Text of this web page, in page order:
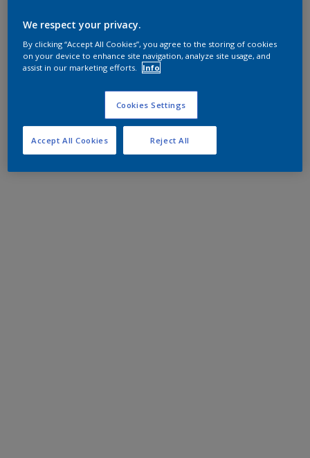
We respect your privacy.
By clicking “Accept All Cookies”, you agree to the storing of cookies
on your device to enhance site navigation, analyze site usage, and
assist in our marketing efforts.
Info
Cookies Settings
Reject All
Accept All Cookies